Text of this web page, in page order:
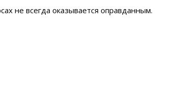
не всегда оказывается оправданным.